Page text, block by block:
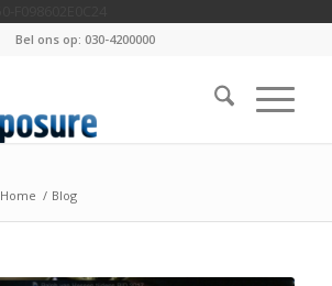
Bel ons op: 030-4200000
Home / Blog